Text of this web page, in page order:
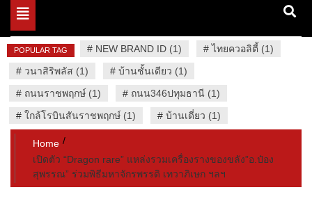
Toggle
POPULAR TAG # NEW BRAND ID (1) #ไทยควอลิตี้ (1)
# วนาสิริพลัส (1) # บ้านชั้นเดียว (1)
# ถนนราชพฤกษ์ (1) # ถนน346ปทุมธานี (1)
# ใกล้โรบินสันราชพฤกษ์ (1) # บ้านเดี่ยว (1)
Home
เปิดตัว “Dragon rare” แหล่งรวมเครื่องรางของขลัง”อ.ป๋อง
สุพรรณ” ร่วมพิธีมหาจักรพรรดิ เทวาภิเษก ฯลฯ